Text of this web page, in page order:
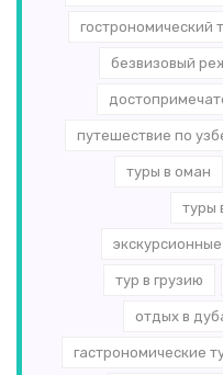
гострономический
безвизовый
путешествие по
туры в оман
туры
тур в грузию
отдых в
гастрономические